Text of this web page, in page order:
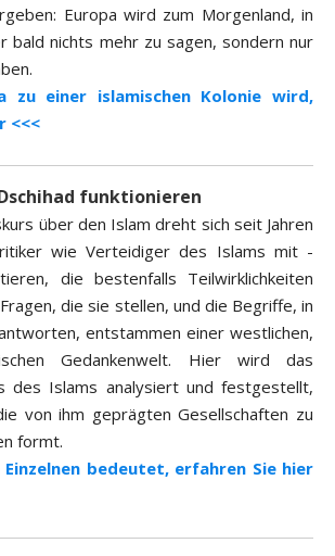
Europa wird zum Morgenland, in
bald nichts mehr zu sagen, sondern nur
zu einer islamischen Kolonie wird,
<<<
funktionieren
über den Islam dreht sich seit Jahren
wie Verteidiger des Islams mit
die bestenfalls Teilwirklichkeiten
die sie stellen, und die Begriffe, in
entstammen einer westlichen,
Gedankenwelt. Hier wird das
des Islams analysiert und festgestellt,
von ihm geprägten Gesellschaften zu
formt.
Einzelnen bedeutet, erfahren Sie hier